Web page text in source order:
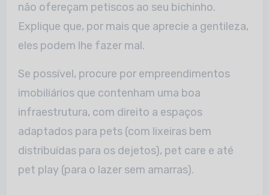
não ofereçam petiscos ao seu bichinho.
Explique que, por mais que aprecie a gentileza,
eles podem lhe fazer mal.
Se possível, procure por empreendimentos
imobiliários que contenham uma boa
infraestrutura, com direito a espaços
adaptados para pets (com lixeiras bem
distribuídas para os dejetos), pet care e até
pet play (para o lazer sem amarras).